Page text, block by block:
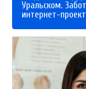
Уральском.
интернет-